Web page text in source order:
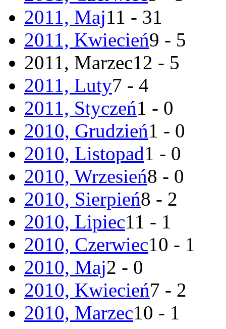
2011, Maj11 - 31
2011, Kwiecień9 - 5
2011, Marzec12 - 5
2011, Luty7 - 4
2011, Styczeń1 - 0
2010, Grudzień1 - 0
2010, Listopad1 - 0
2010, Wrzesień8 - 0
2010, Sierpień8 - 2
2010, Lipiec11 - 1
2010, Czerwiec10 - 1
2010, Maj2 - 0
2010, Kwiecień7 - 2
2010, Marzec10 - 1